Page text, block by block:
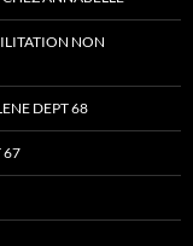
NON
DEPT 68
67